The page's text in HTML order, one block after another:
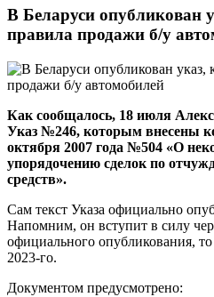
В Беларуси опубликован
правила продажи б/у
Как сообщалось, 18 июля
Указ №246, которым внесены
октября 2007 года №504 «О
упорядочению сделок по
средств».
Сам текст Указа официально
Напомним, он вступит в силу
официального опубликования, то
2023-го.
Документом предусмотрено: